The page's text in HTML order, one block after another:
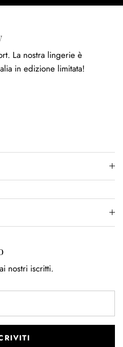
La nostra lingerie è
in edizione limitata!
nostri iscritti.